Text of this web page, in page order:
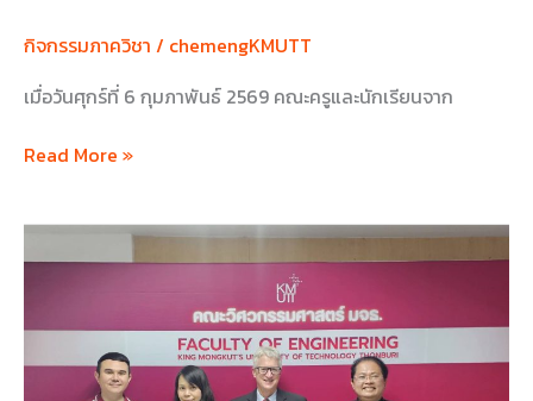
กิจกรรมภาควิชา / chemengKMUTT
เมื่อวันศุกร์ที่ 6 กุมภาพันธ์ 2569 คณะครูและนักเรียนจาก
Read More »
Prof.
S.